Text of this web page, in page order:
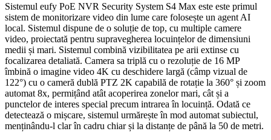
Sistemul eufy PoE NVR Security System S4 Max este este primul
sistem de monitorizare video din lume care folosește un agent AI
local. Sistemul dispune de o soluție de top, cu multiple camere
video, proiectată pentru supravegherea locuințelor de dimensiuni
medii și mari. Sistemul combină vizibilitatea pe arii extinse cu
focalizarea detaliată. Camera sa triplă cu o rezoluție de 16 MP
îmbină o imagine video 4K cu deschidere largă (câmp vizual de
122°) cu o cameră dublă PTZ 2K capabilă de rotație la 360° și zoom
automat 8x, permițând atât acoperirea zonelor mari, cât și a
punctelor de interes special precum intrarea în locuință. Odată ce
detectează o mișcare, sistemul urmărește în mod automat subiectul,
menținându-l clar în cadru chiar și la distanțe de până la 50 de metri.